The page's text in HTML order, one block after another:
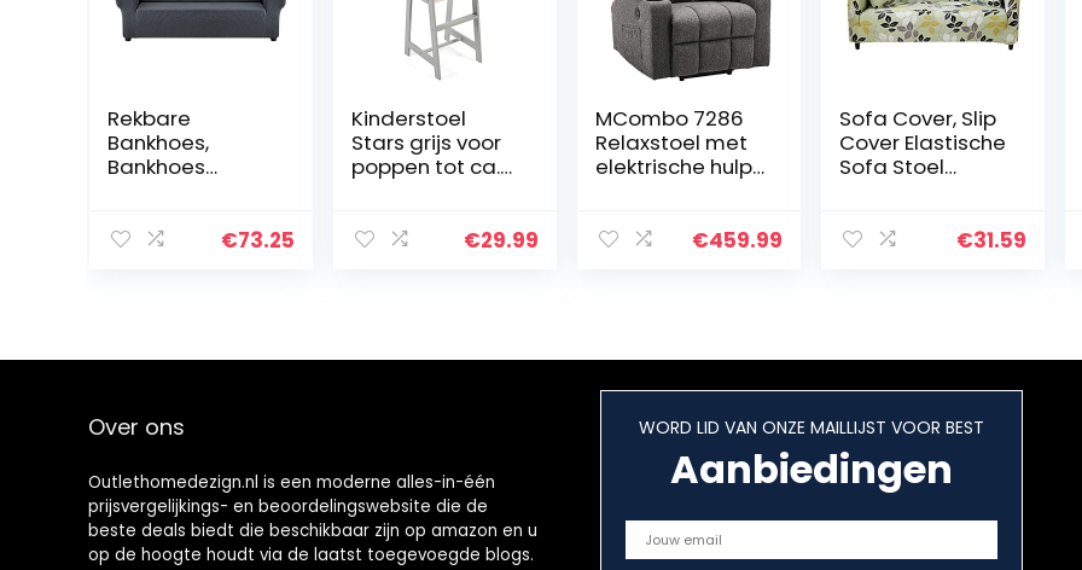
Rekbare
Bankhoes,
Bankhoes
Bankhoes 1 2 3
en Bankhoes,9…
€73.25
Kinderstoel
Stars grijs voor
poppen tot ca.
€29.99
MCombo 7286
Relaxstoel met
elektrische hulp
retro-/vintagest
€459.99
Sofa Cover, Slip
Cover Elastische
Sofa Stoel
Kussenbescher
€31.59
Over ons
Outlethomedezign.nl is een moderne alles-in-één
prijsvergelijkings- en beoordelingswebsite die de
beste deals biedt die beschikbaar zijn op amazon en u
op de hoogte houdt via de laatst toegevoegde blogs.
WORD LID VAN ONZE MAILLIJST VOOR BEST
Aanbiedingen